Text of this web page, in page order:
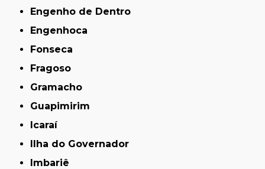
Engenho de Dentro
Engenhoca
Fonseca
Fragoso
Gramacho
Guapimirim
Icaraí
Ilha do Governador
Imbariê